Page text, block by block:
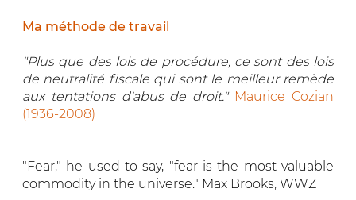
Ma méthode de travail
"Plus que des lois de procédure, ce sont des lois
de neutralité fiscale qui sont le meilleur remède
aux tentations d'abus de droit." Maurice Cozian
(1936-2008)
"Fear," he used to say, "fear is the most valuable
commodity in the universe." Max Brooks, WWZ